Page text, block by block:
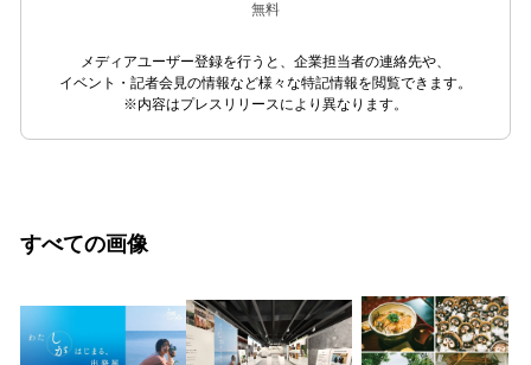
無料
メディアユーザー登録を行うと、企業担当者の連絡先や、
イベント・記者会見の情報など様々な特記情報を閲覧できます。
※内容はプレスリリースにより異なります。
すべての画像